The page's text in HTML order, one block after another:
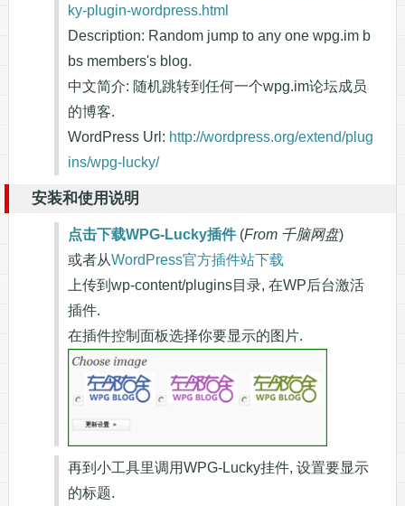
ky-plugin-wordpress.html
Description: Random jump to any one wpg.im b
bs members's blog.
中文简介: 随机跳转到任何一个wpg.im论坛成员
的博客.
WordPress Url: http://wordpress.org/extend/plug
ins/wpg-lucky/
安装和使用说明
点击下载WPG-Lucky插件(From 千脑网盘)
或者从WordPress官方插件站下载
上传到wp-content/plugins目录, 在WP后台激活
插件.
在插件控制面板选择你要显示的图片.
再到小工具里调用WPG-Lucky挂件, 设置要显示
的标题.